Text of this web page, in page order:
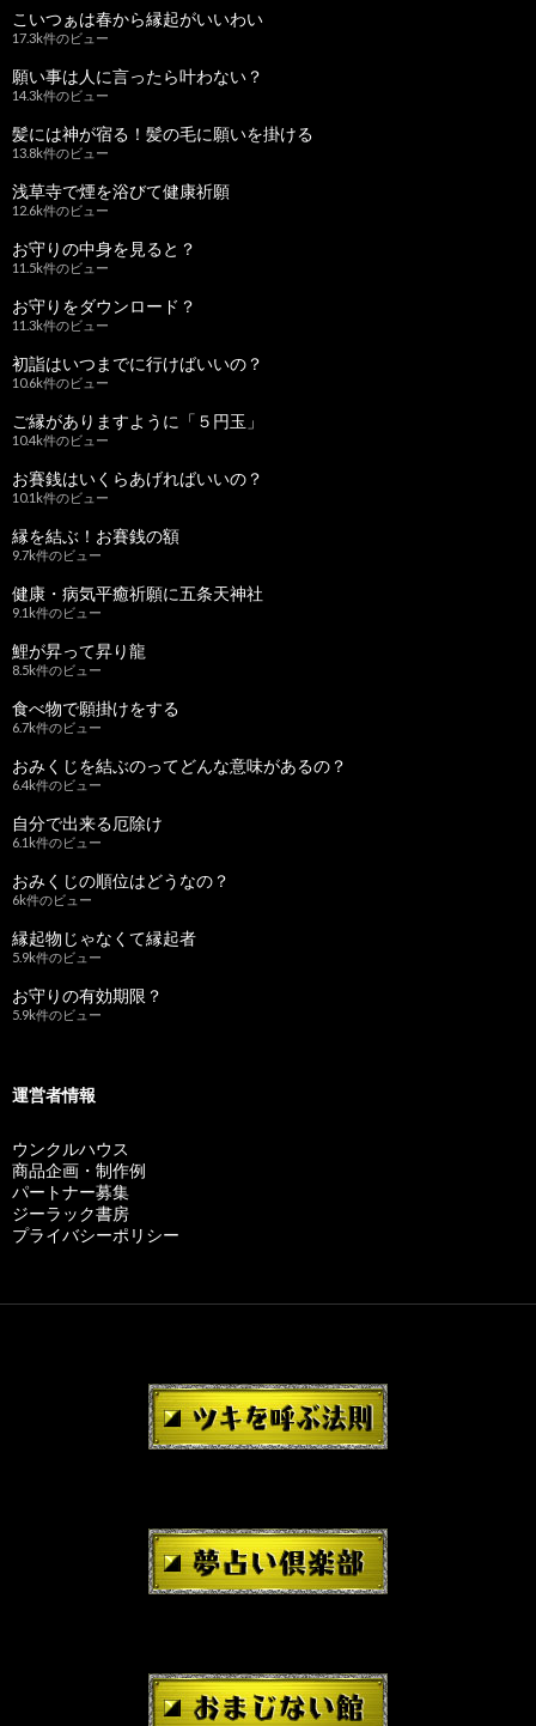
こいつぁは春から縁起がいいわい
17.3k件のビュー
願い事は人に言ったら叶わない？
14.3k件のビュー
髪には神が宿る！髪の毛に願いを掛ける
13.8k件のビュー
浅草寺で煙を浴びて健康祈願
12.6k件のビュー
お守りの中身を見ると？
11.5k件のビュー
お守りをダウンロード？
11.3k件のビュー
初詣はいつまでに行けばいいの？
10.6k件のビュー
ご縁がありますように「５円玉」
10.4k件のビュー
お賽銭はいくらあげればいいの？
10.1k件のビュー
縁を結ぶ！お賽銭の額
9.7k件のビュー
健康・病気平癒祈願に五条天神社
9.1k件のビュー
鯉が昇って昇り龍
8.5k件のビュー
食べ物で願掛けをする
6.7k件のビュー
おみくじを結ぶのってどんな意味があるの？
6.4k件のビュー
自分で出来る厄除け
6.1k件のビュー
おみくじの順位はどうなの？
6k件のビュー
縁起物じゃなくて縁起者
5.9k件のビュー
お守りの有効期限？
5.9k件のビュー
運営者情報
ウンクルハウス
商品企画・制作例
パートナー募集
ジーラック書房
プライバシーポリシー